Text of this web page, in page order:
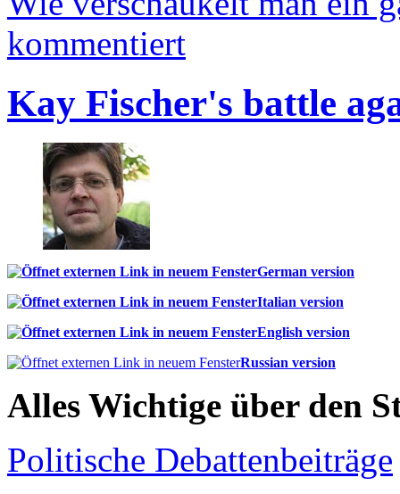
kommentiert
Kay Fischer's battle
German version
Italian version
English version
Russian version
Alles Wichtige über den
Politische Debattenbeiträge